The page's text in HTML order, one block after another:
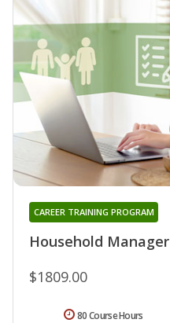
Household Manager
CAREER TRAINING PROGRAM
$1809.00
80 Course Hours